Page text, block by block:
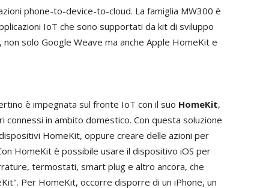
phone-to-device-to-cloud. La famiglia MW300 è
IoT che sono supportati da kit di sviluppo
solo Google Weave ma anche Apple HomeKit e
è impegnata sul fronte IoT con il suo HomeKit,
connessi in ambito domestico. Con questa soluzione
HomeKit, oppure creare delle azioni per
HomeKit è possibile usare il dispositivo iOS per
termostati, smart plug e altro ancora, che
Per HomeKit, occorre disporre di un iPhone, un